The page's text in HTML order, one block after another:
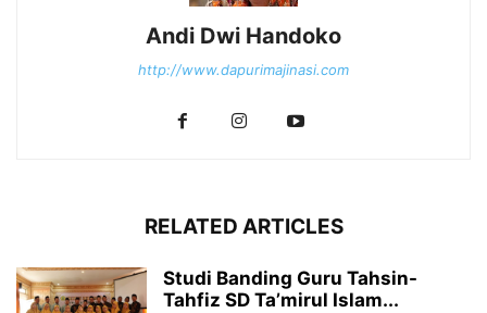
Andi Dwi Handoko
http://www.dapurimajinasi.com
RELATED ARTICLES
Studi Banding Guru Tahsin-
Tahfiz SD Ta’mirul Islam...